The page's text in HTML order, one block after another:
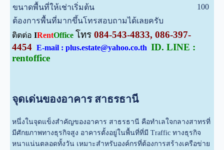
ขนาดพื้นที่ให้เช่าเริ่มต้น
100
ต้องการพื้นที่มากขึ้นโทรสอบถามได้เลยครับ
ติตต่อ IRentOffice โทร 084-543-4833, 086-397-
4454 E-mail : plus.estate@yahoo.co.th ID. LINE :
rentoffice
จุดเด่นของอาคาร สาธรธานี
หนึ่งในจุดแข็งสำคัญของอาคาร สาธรธานี คือทำเลใจกลางสาทรที่
มีศักยภาพทางธุรกิจสูง อาคารตั้งอยู่ในพื้นที่ที่มี Traffic ทางธุรกิจ
หนาแน่นตลอดทั้งวัน เหมาะสำหรับองค์กรที่ต้องการสร้างเครือข่าย